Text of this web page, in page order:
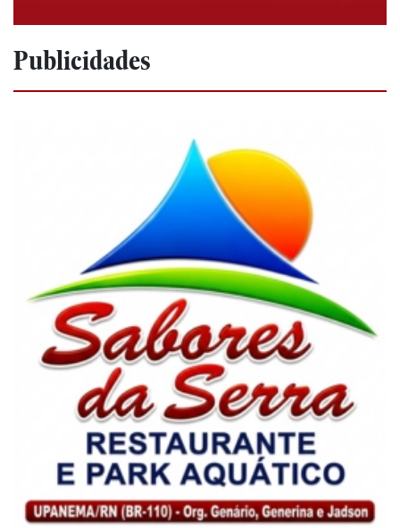
Publicidades